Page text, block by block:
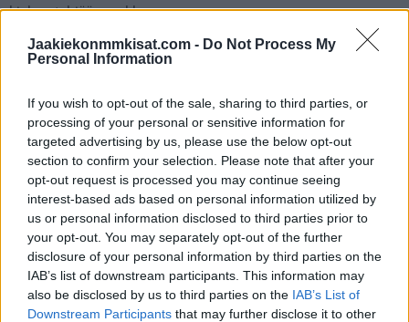
Jaakiekonmmkisat.com - Do Not Process My
Personal Information
If you wish to opt-out of the sale, sharing to third parties, or
processing of your personal or sensitive information for
targeted advertising by us, please use the below opt-out
section to confirm your selection. Please note that after your
opt-out request is processed you may continue seeing
interest-based ads based on personal information utilized by
us or personal information disclosed to third parties prior to
your opt-out. You may separately opt-out of the further
disclosure of your personal information by third parties on the
IAB’s list of downstream participants. This information may
also be disclosed by us to third parties on the IAB’s List of
Downstream Participants that may further disclose it to other
kiekon tyhjään verkkoon.
Mikko Rantanen oli aivan mielettömässä
iskussa ja riehui tehot 3+2: